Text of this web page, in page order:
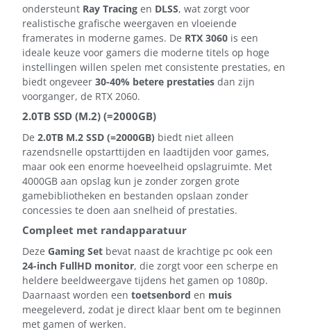
ondersteunt Ray Tracing en DLSS, wat zorgt voor
realistische grafische weergaven en vloeiende
framerates in moderne games. De RTX 3060 is een
ideale keuze voor gamers die moderne titels op hoge
instellingen willen spelen met consistente prestaties, en
biedt ongeveer 30-40% betere prestaties dan zijn
voorganger, de RTX 2060.
2.0TB SSD (M.2) (=2000GB)
De 2.0TB M.2 SSD (=2000GB) biedt niet alleen
razendsnelle opstarttijden en laadtijden voor games,
maar ook een enorme hoeveelheid opslagruimte. Met
4000GB aan opslag kun je zonder zorgen grote
gamebibliotheken en bestanden opslaan zonder
concessies te doen aan snelheid of prestaties.
Compleet met randapparatuur
Deze Gaming Set bevat naast de krachtige pc ook een
24-inch FullHD monitor, die zorgt voor een scherpe en
heldere beeldweergave tijdens het gamen op 1080p.
Daarnaast worden een toetsenbord en muis
meegeleverd, zodat je direct klaar bent om te beginnen
met gamen of werken.